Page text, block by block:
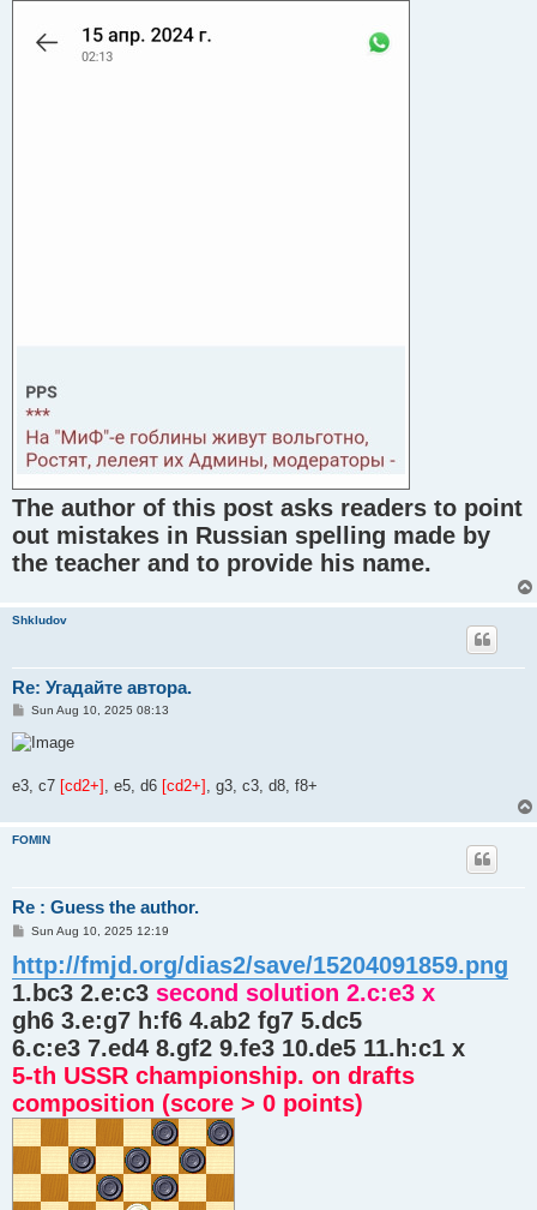
The author of this post asks readers to point
out mistakes in Russian spelling made by
the teacher and to provide his name.
Shkludov
Re: Угадайте автора.
P
s
t
Sun Aug 10, 2025 08:13
e3, c7 [cd2+] , e5, d6 [cd2+] , g3, c3, d8, f8+
FOMIN
Re : Guess the author.
P
s
t
Sun Aug 10, 2025 12:19
http://fmjd.org/dias2/save/15204091859.png
1.bc3 2.e:c3 second solution 2.c:e3 x
gh6 3.e:g7 h:f6 4.ab2 fg7 5.dc5
6.c:e3 7.ed4 8.gf2 9.fe3 10.de5 11.h:c1 x
5-th USSR championship. on drafts
composition (score > 0 points)